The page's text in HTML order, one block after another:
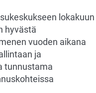
lokakuun
hyvästä
vuoden aikana
ja
tunnustama